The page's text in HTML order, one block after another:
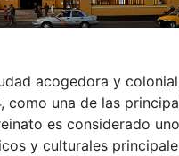
acogedora y
como una de las
es considerado
y culturales